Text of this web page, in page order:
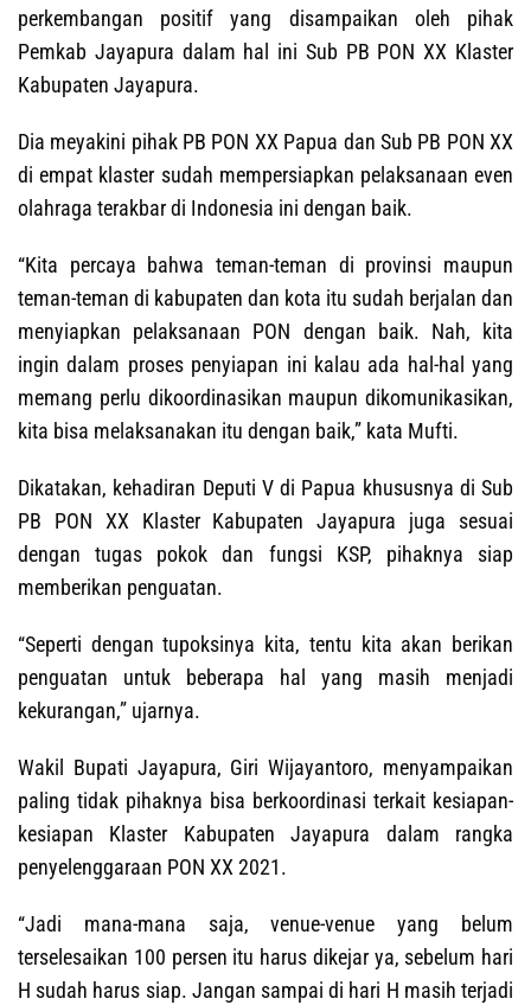
perkembangan positif yang disampaikan oleh pihak
Pemkab Jayapura dalam hal ini Sub PB PON XX Klaster
Kabupaten Jayapura.
Dia meyakini pihak PB PON XX Papua dan Sub PB PON XX
di empat klaster sudah mempersiapkan pelaksanaan even
olahraga terakbar di Indonesia ini dengan baik.
“Kita percaya bahwa teman-teman di provinsi maupun
teman-teman di kabupaten dan kota itu sudah berjalan dan
menyiapkan pelaksanaan PON dengan baik. Nah, kita
ingin dalam proses penyiapan ini kalau ada hal-hal yang
memang perlu dikoordinasikan maupun dikomunikasikan,
kita bisa melaksanakan itu dengan baik,” kata Mufti.
Dikatakan, kehadiran Deputi V di Papua khususnya di Sub
PB PON XX Klaster Kabupaten Jayapura juga sesuai
dengan tugas pokok dan fungsi KSP, pihaknya siap
memberikan penguatan.
“Seperti dengan tupoksinya kita, tentu kita akan berikan
penguatan untuk beberapa hal yang masih menjadi
kekurangan,” ujarnya.
Wakil Bupati Jayapura, Giri Wijayantoro, menyampaikan
paling tidak pihaknya bisa berkoordinasi terkait kesiapan-
kesiapan Klaster Kabupaten Jayapura dalam rangka
penyelenggaraan PON XX 2021.
“Jadi mana-mana saja, venue-venue yang belum
terselesaikan 100 persen itu harus dikejar ya, sebelum hari
H sudah harus siap. Jangan sampai di hari H masih terjadi